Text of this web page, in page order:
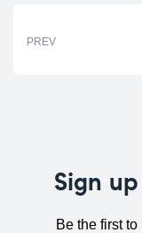
PREV
Sign
Be the first